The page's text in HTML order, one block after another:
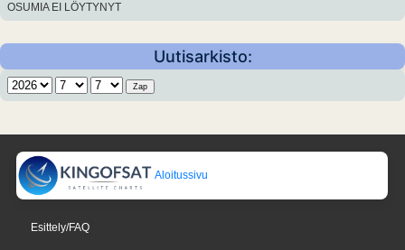
OSUMIA EI LÖYTYNYT
Uutisarkisto:
Aloitussivu
Esittely/FAQ